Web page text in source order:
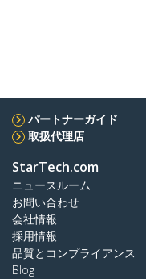
パートナーガイド
取扱代理店
StarTech.com
ニュースルーム
お問い合わせ
会社情報
採用情報
品質とコンプライアンス
Blog